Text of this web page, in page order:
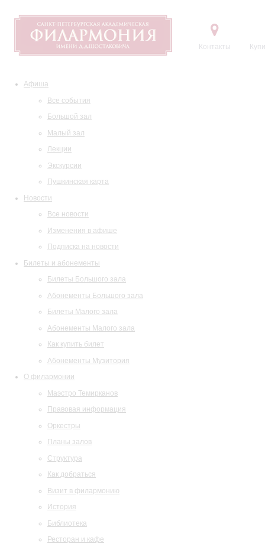
Контакты
Афиша
Все события
Большой зал
Малый зал
Лекции
Экскурсии
Пушкинская карта
Новости
Все новости
Изменения в афише
Подписка на новости
Билеты и абонементы
Билеты Большого зала
Абонементы Большого зала
Билеты Малого зала
Абонементы Малого зала
Как купить билет
Абонементы Музитория
О филармонии
Маэстро Темирканов
Правовая информация
Оркестры
Планы залов
Структура
Как добраться
Визит в филармонию
История
Библиотека
Ресторан и кафе